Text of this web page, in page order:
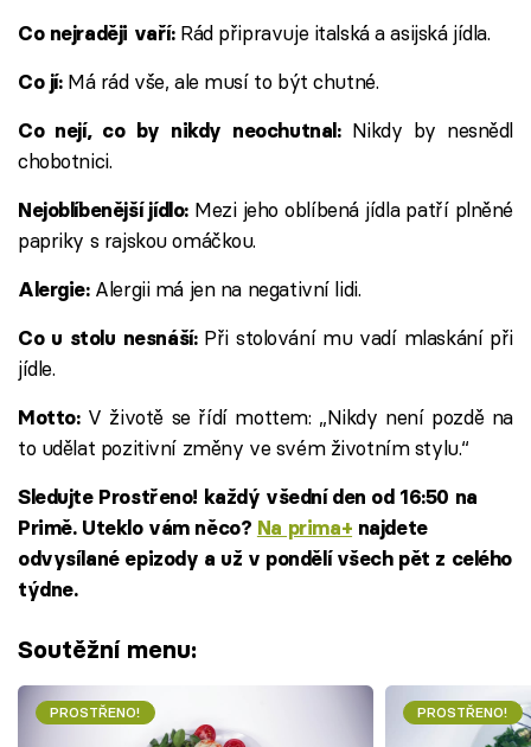
Co nejraději vaří: Rád připravuje italská a asijská jídla.
Co jí:Má rád vše, ale musí to být chutné.
Co nejí, co by nikdy neochutnal: Nikdy by nesnědl
chobotnici.
Nejoblíbenější jídlo:Mezi jeho oblíbená jídla patří plněné
papriky s rajskou omáčkou.
Alergie:Alergii má jen na negativní lidi.
Co u stolu nesnáší:Při stolování mu vadí mlaskání při
jídle.
Motto: V životě se řídí mottem: „Nikdy není pozdě na
to udělat pozitivní změny ve svém životním stylu.“
Sledujte Prostřeno! každý všední den od 16:50 na
Primě. Uteklo vám něco? Na prima+ najdete
odvysílané epizody a už v pondělí všech pět z celého
týdne.
Soutěžní menu:
PROSTŘENO! PROSTŘENO!